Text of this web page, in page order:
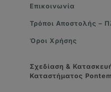
Επικοινωνία
Τρόποι Αποστολής –
Όροι Χρήσης
Σχεδίαση &
Καταστήματος